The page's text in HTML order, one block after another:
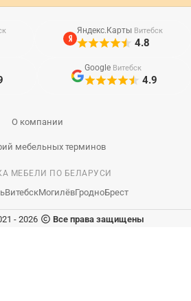
Яндекс.Карты Витебск
4.8
Google Витебск
4.9
О компании
мебельных терминов
МЕБЕЛИ ПО БЕЛАРУСИ
ВитебскМогилёвГродноБрест
- 2026 Все права защищены